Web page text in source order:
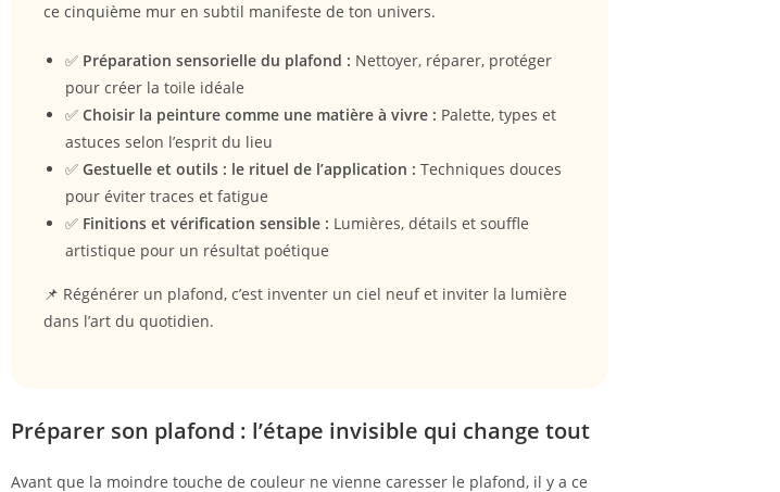
ce cinquième mur en subtil manifeste de ton univers.
✅ Préparation sensorielle du plafond : Nettoyer, réparer, protéger
pour créer la toile idéale
✅ Choisir la peinture comme une matière à vivre : Palette, types et
astuces selon l’esprit du lieu
✅ Gestuelle et outils : le rituel de l’application : Techniques douces
pour éviter traces et fatigue
✅ Finitions et vérification sensible : Lumières, détails et souffle
artistique pour un résultat poétique
📌 Régénérer un plafond, c’est inventer un ciel neuf et inviter la lumière
dans l’art du quotidien.
Préparer son plafond : l’étape invisible qui change tout
Avant que la moindre touche de couleur ne vienne caresser le plafond, il y a ce